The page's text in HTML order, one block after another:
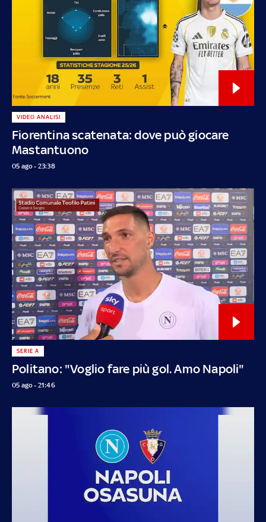
Fiorentina scatenata: dove può giocare
Mastantuono
VIDEO ANALISI
05 ago - 23:38
Politano: "Voglio fare più gol. Amo Napoli"
SERIE A
05 ago - 21:46